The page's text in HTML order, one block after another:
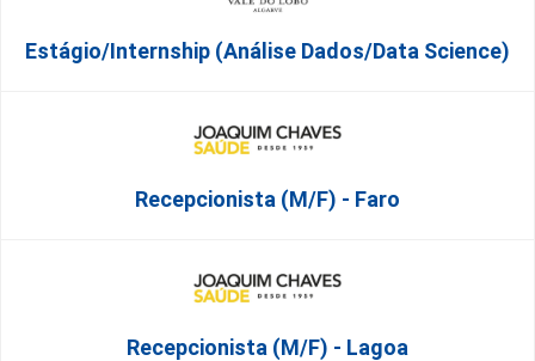
Estágio/Internship (Análise Dados/Data Science)
Recepcionista (M/F) - Faro
Recepcionista (M/F) - Lagoa